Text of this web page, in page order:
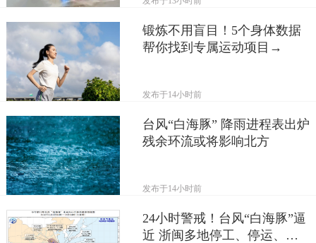
锻炼不用盲目！5个身体数据
帮你找到专属运动项目→
发布于14小时前
台风“白海豚” 降雨进程表出炉
残余环流或将影响北方
发布于14小时前
24小时警戒！台风“白海豚”逼
近 浙闽多地停工、停运、停